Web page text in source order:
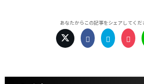
あなたからこの記事をシェアしてくだ